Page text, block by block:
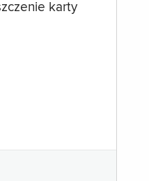
karty